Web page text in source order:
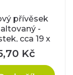
přívěsek
-
cca 19 x
x 1,5 mm
Kč